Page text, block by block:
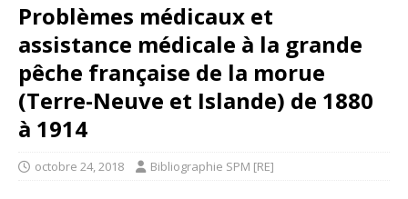
Problèmes médicaux et
assistance médicale à la grande
pêche française de la morue
(Terre-Neuve et Islande) de 1880
à 1914
octobre 24, 2018 Bibliographie SPM [RE]